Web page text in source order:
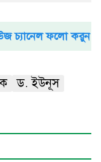
চ্যানেল ফলো করুন
ড. ইউনূস